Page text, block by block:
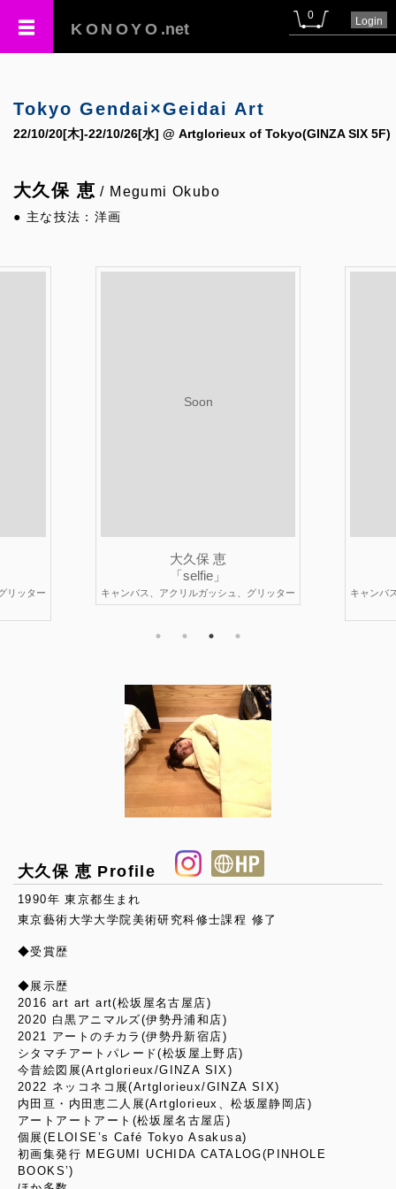
KONOYO .net
0 Login
Tokyo Gendai×Geidai Art
22/10/20[木]-22/10/26[水] @ Artglorieux of Tokyo(GINZA SIX 5F)
大久保 恵 / Megumi Okubo
● 主な技法：洋画
リッター
Soon
大久保 恵
「selfie」
キャンバス、アクリルガッシュ、グリッター キャンバ
大久保 恵 Profile
1990年 東京都生まれ
東京藝術大学大学院美術研究科修士課程 修了
◆受賞歴
◆展示歴
2016 art art art(松坂屋名古屋店)
2020 白黒アニマルズ(伊勢丹浦和店)
2021 アートのチカラ(伊勢丹新宿店)
シタマチアートパレード(松坂屋上野店)
今昔絵図展(Artglorieux/GINZA SIX)
2022 ネッコネコ展(Artglorieux/GINZA SIX)
内田亘・内田恵二人展(Artglorieux、松坂屋静岡店)
アートアートアート(松坂屋名古屋店)
個展(ELOISE’s Café Tokyo Asakusa)
初画集発行 MEGUMI UCHIDA CATALOG(PINHOLE
BOOKS’)